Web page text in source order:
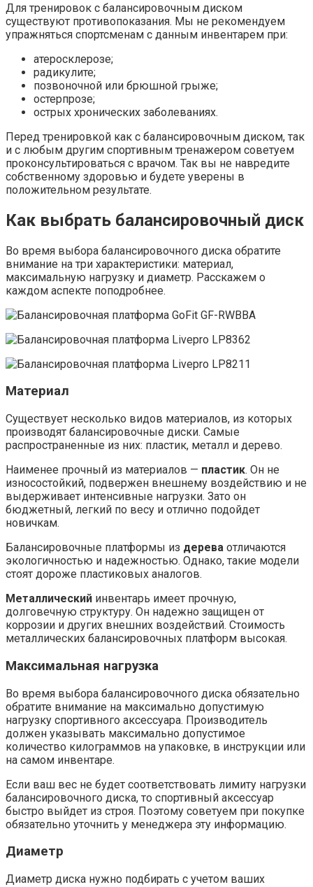
Для тренировок с балансировочным диском
существуют противопоказания. Мы не рекомендуем
упражняться спортсменам с данным инвентарем при:
атеросклерозе;
радикулите;
позвоночной или брюшной грыже;
остерпрозе;
острых хронических заболеваниях.
Перед тренировкой как с балансировочным диском, так
и с любым другим спортивным тренажером советуем
проконсультироваться с врачом. Так вы не навредите
собственному здоровью и будете уверены в
положительном результате.
Как выбрать балансировочный диск
Во время выбора балансировочного диска обратите
внимание на три характеристики: материал,
максимальную нагрузку и диаметр. Расскажем о
каждом аспекте поподробнее.
Материал
Существует несколько видов материалов, из которых
производят балансировочные диски. Самые
распространенные из них: пластик, металл и дерево.
Наименее прочный из материалов — пластик. Он не
износостойкий, подвержен внешнему воздействию и не
выдерживает интенсивные нагрузки. Зато он
бюджетный, легкий по весу и отлично подойдет
новичкам.
Балансировочные платформы из дерева отличаются
экологичностью и надежностью. Однако, такие модели
стоят дороже пластиковых аналогов.
Металлический инвентарь имеет прочную,
долговечную структуру. Он надежно защищен от
коррозии и других внешних воздействий. Стоимость
металлических балансировочных платформ высокая.
Максимальная нагрузка
Во время выбора балансировочного диска обязательно
обратите внимание на максимально допустимую
нагрузку спортивного аксессуара. Производитель
должен указывать максимально допустимое
количество килограммов на упаковке, в инструкции или
на самом инвентаре.
Если ваш вес не будет соответствовать лимиту нагрузки
балансировочного диска, то спортивный аксессуар
быстро выйдет из строя. Поэтому советуем при покупке
обязательно уточнить у менеджера эту информацию.
Диаметр
Диаметр диска нужно подбирать с учетом ваших